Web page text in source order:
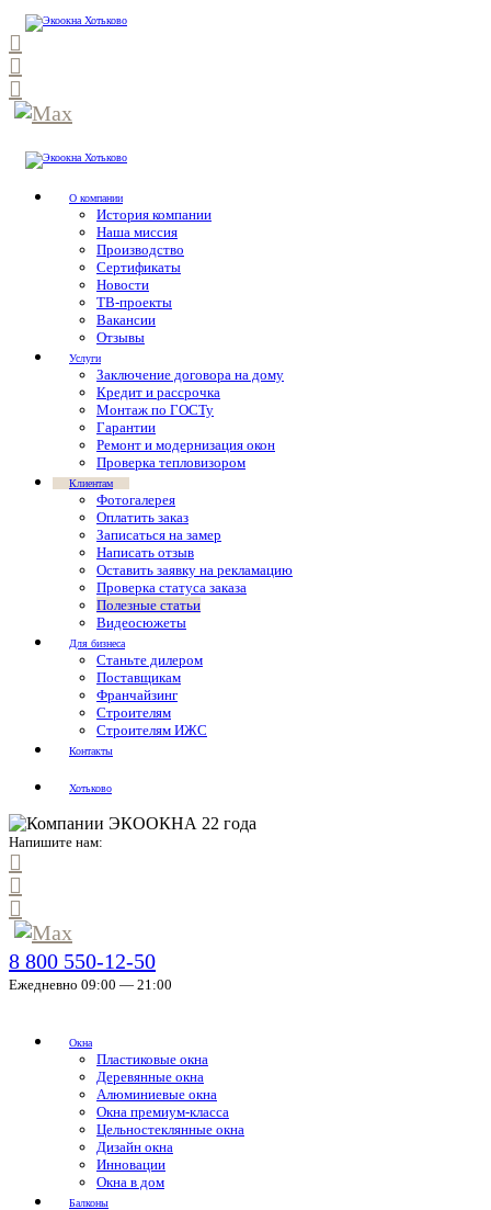
О компании
История компании
Наша миссия
Производство
Сертификаты
Новости
ТВ-проекты
Вакансии
Отзывы
Услуги
Заключение договора на дому
Кредит и рассрочка
Монтаж по ГОСТу
Гарантии
Ремонт и модернизация окон
Проверка тепловизором
Клиентам
Фотогалерея
Оплатить заказ
Записаться на замер
Написать отзыв
Оставить заявку на рекламацию
Проверка статуса заказа
Полезные статьи
Видеосюжеты
Для бизнеса
Станьте дилером
Поставщикам
Франчайзинг
Строителям
Строителям ИЖС
Контакты
Хотьково
Напишите нам:
8 800 550-12-50
Ежедневно 09:00 — 21:00
Окна
Пластиковые окна
Деревянные окна
Алюминиевые окна
Окна премиум-класса
Цельностеклянные окна
Дизайн окна
Инновации
Окна в дом
Балконы